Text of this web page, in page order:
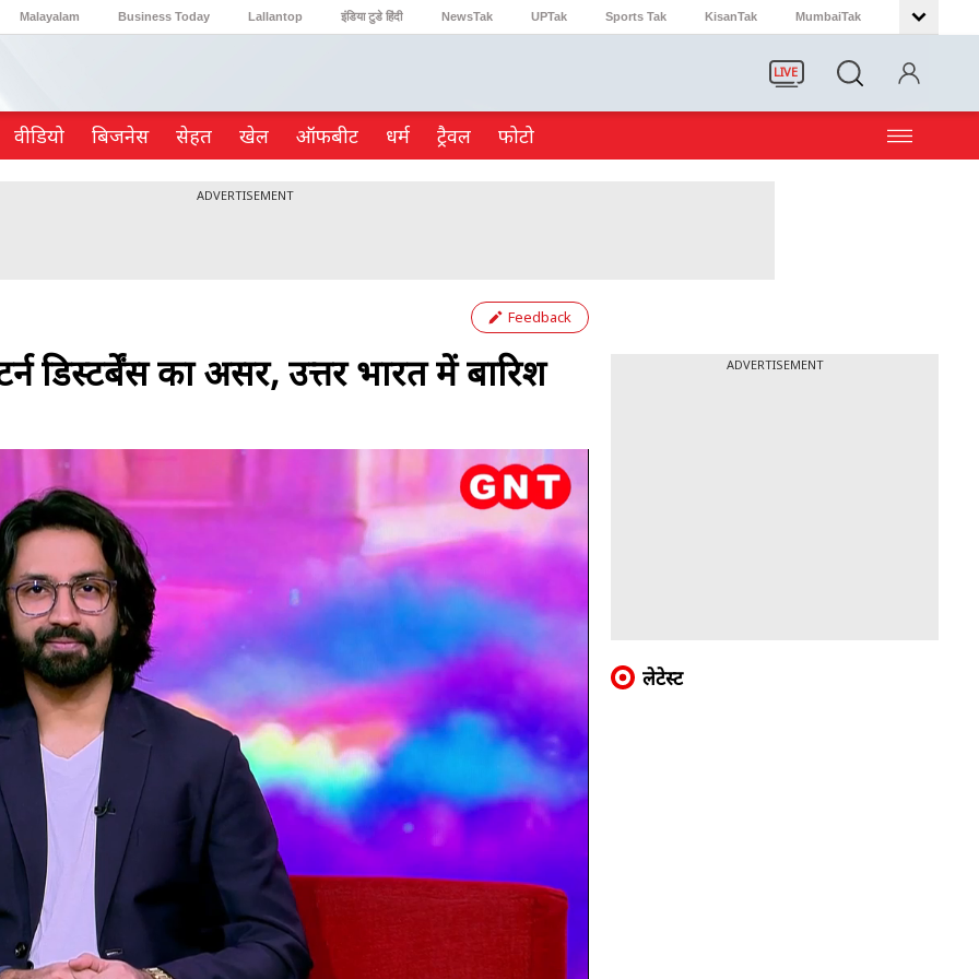
Malayalam Business Today Lallantop इंडिया टुडे हिंदी NewsTak UPTak Sports Tak KisanTak MumbaiTak
LIVE
वीडियो ब‍िजनेस सेहत खेल ऑफबीट धर्म ट्रैवल फोटो
ADVERTISEMENT
Feedback
डिस्टर्बेंस का असर, उत्तर भारत में बारिश
ADVERTISEMENT
लेटेस्ट